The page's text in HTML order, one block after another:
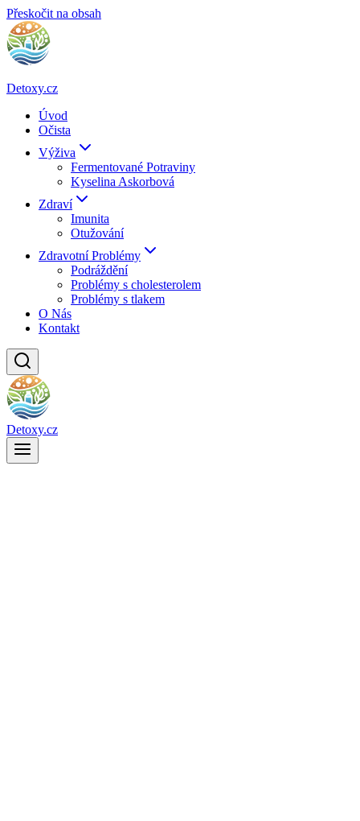
Přeskočit na obsah
Detoxy.cz
Úvod
Očista
Výživa
Fermentované Potraviny
Kyselina Askorbová
Zdraví
Imunita
Otužování
Zdravotní Problémy
Podráždění
Problémy s cholesterolem
Problémy s tlakem
O Nás
Kontakt
Detoxy.cz